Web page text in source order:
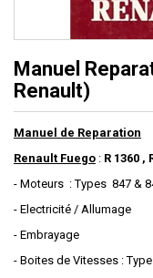
Manuel
Renault)
Manuel de Reparation
Renault Fuego : R 1360 ,
- Moteurs : Types 847 &
- Electricité / Allumage
- Embrayage
- Boites de Vitesses :